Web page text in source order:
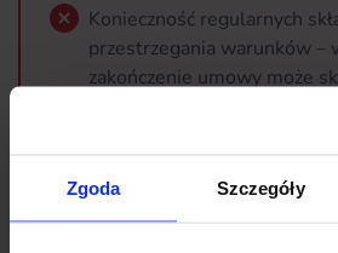
Zgoda Szczegóły
Konieczność regularnych
przestrzegania warunków –
zakończenie umowy może
wypłatą (wartość wykupu
Compensa Maxima daje
dodatkowych ochron, co pozwala